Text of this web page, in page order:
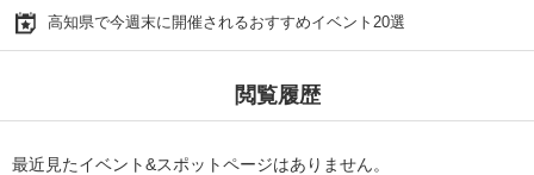
高知県で今週末に開催されるおすすめイベント20選
閲覧履歴
最近見たイベント&スポットページはありません。